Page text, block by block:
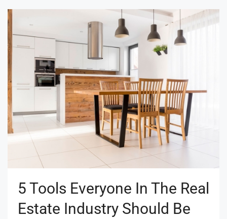
5 Tools Everyone In The Real
Estate Industry Should Be